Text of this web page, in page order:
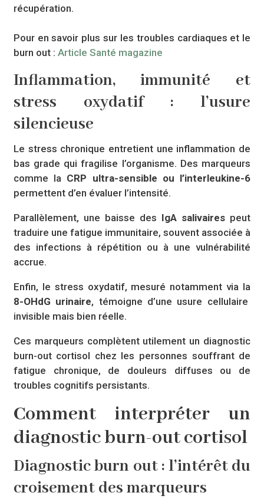
récupération.
Pour en savoir plus sur les troubles cardiaques et le
burn out : Article Santé magazine
Inflammation, immunité et
stress oxydatif : l’usure
silencieuse
Le stress chronique entretient une inflammation de
bas grade qui fragilise l’organisme. Des marqueurs
comme la CRP ultra-sensible ou l’interleukine-6
permettent d’en évaluer l’intensité.
Parallèlement, une baisse des IgA salivaires peut
traduire une fatigue immunitaire, souvent associée à
des infections à répétition ou à une vulnérabilité
accrue.
Enfin, le stress oxydatif, mesuré notamment via la
8-OHdG urinaire, témoigne d’une usure cellulaire
invisible mais bien réelle.
Ces marqueurs complètent utilement un diagnostic
burn-out cortisol chez les personnes souffrant de
fatigue chronique, de douleurs diffuses ou de
troubles cognitifs persistants.
Comment interpréter un
diagnostic burn-out cortisol
Diagnostic burn out : l’intérêt du
croisement des marqueurs